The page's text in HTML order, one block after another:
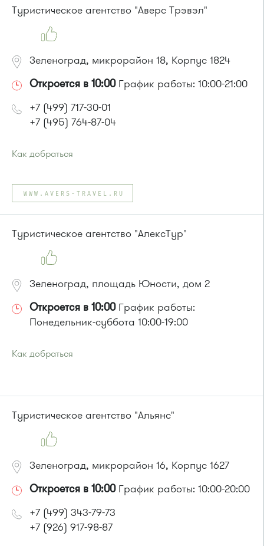
Маршрутка № 127, 128, 312, 377, 390, 408м, 431м, 476, 476м,
720м, 900, 903
или до остановки
Туристическое агентство "Аверс Трэвэл"
Зеленоград, микрорайон 18, Корпус 1824
Откроется в 10:00График работы: 10:00-21:00
+7 (499) 717-30-01
+7 (495) 764-87-04
Как добраться
Автобус № 5, 16, 17, 18, 20, 22.
Маршрутка № 164, 416м, 417м, 460м, 479м, 707м
или до остановки"Дежурная аптека":
Маршрутка № 164, 417м, 460м, 479м, 707м
WWW.AVERS-TRAVEL.RU
Туристическое агентство "АлексТур"
Зеленоград, площадь Юности, дом 2
Откроется в 10:00График работы:
Понедельник-суббота 10:00-19:00
Как добраться
Маршрутка № 419м, 431м, 720м, 900, 903
или до остановки "Детский мир":
Автобусы № 1, 3, 8, 11, 19, 29, 32.
Туристическое агентство "Альянс"
Зеленоград, микрорайон 16, Корпус 1627
Откроется в 10:00График работы: 10:00-20:00
+7 (499) 343-79-73
+7 (926) 917-98-87